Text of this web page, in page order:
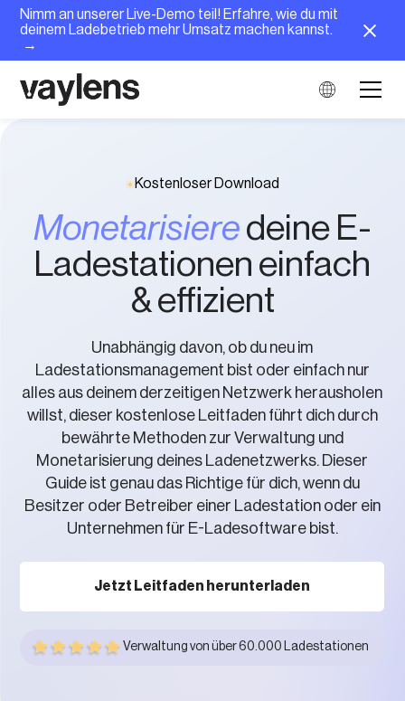
Nimm an unserer Live-Demo teil! Erfahre, wie du mit
deinem Ladebetrieb mehr Umsatz machen kannst.
→
Kostenloser Download
Monetarisiere deine E-
Ladestationen einfach
& effizient
Unabhängig davon, ob du neu im
Ladestationsmanagement bist oder einfach nur
alles aus deinem derzeitigen Netzwerk herausholen
willst, dieser kostenlose Leitfaden führt dich durch
bewährte Methoden zur Verwaltung und
Monetarisierung deines Ladenetzwerks. Dieser
Guide ist genau das Richtige für dich, wenn du
Besitzer oder Betreiber einer Ladestation oder ein
Unternehmen für E-Ladesoftware bist.
Jetzt Leitfaden herunterladen
Verwaltung von über 60.000 Ladestationen